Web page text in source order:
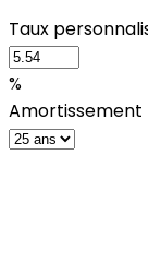
Taux
%
Amortissement